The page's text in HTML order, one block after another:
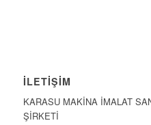
İLETIŞIM
KARASU MAKİNA İMALAT
ŞİRKETİ